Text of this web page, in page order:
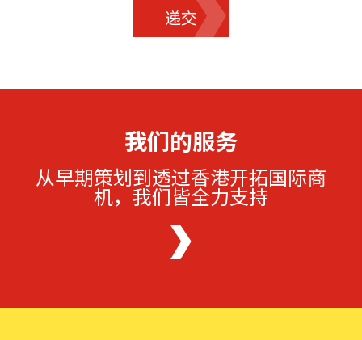
递交
我们的服务
从早期策划到透过香港开拓国际商
机，我们皆全力支持